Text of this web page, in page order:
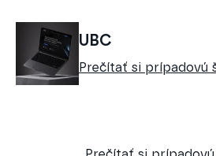
UBC
Prečítať si prípadovú